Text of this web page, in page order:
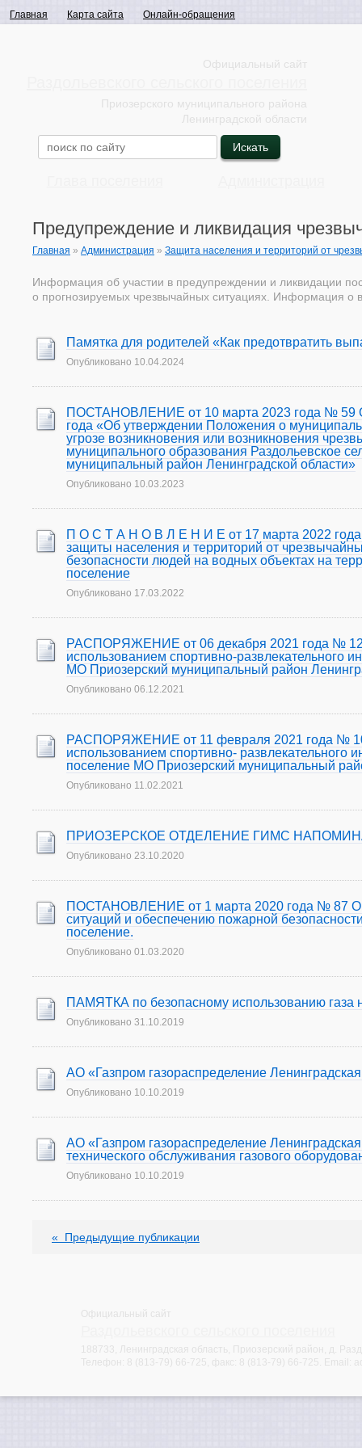
Главная Карта сайта Онлайн-обращения
Официальный сайт
Приозерского муниципального района
Ленинградской области
Предупреждение и ликвидация
Главная » Администрация » Защита населения и территорий от
Информация об участии в предупреждении и ликвидации
о прогнозируемых чрезвычайных ситуациях. Информация о
Памятка для родителей «Как предотвратить
Опубликовано 10.04.2024
ПОСТАНОВЛЕНИЕ от 10 марта 2023 года № 59
года «Об утверждении Положения о
угрозе возникновения или возникновения
муниципального образования Раздольевское
муниципальный район Ленинградской области»
Опубликовано 10.03.2023
П О С Т А Н О В Л Е Н И Е от 17 марта 2022
защиты населения и территорий от
безопасности людей на водных объектах на
поселение
Опубликовано 17.03.2022
РАСПОРЯЖЕНИЕ от 06 декабря 2021 года № 121
использованием спортивно-развлекательного
МО Приозерский муниципальный район
Опубликовано 06.12.2021
РАСПОРЯЖЕНИЕ от 11 февраля 2021 года № 10
использованием спортивно- развлекательного
поселение МО Приозерский муниципальный
Опубликовано 11.02.2021
ПРИОЗЕРСКОЕ ОТДЕЛЕНИЕ ГИМС
Опубликовано 23.10.2020
ПОСТАНОВЛЕНИЕ от 1 марта 2020 года № 87 О
ситуаций и обеспечению пожарной
поселение.
Опубликовано 01.03.2020
ПАМЯТКА по безопасному использованию
Опубликовано 31.10.2019
АО «Газпром газораспределение
Опубликовано 10.10.2019
АО «Газпром газораспределение
технического обслуживания газового
Опубликовано 10.10.2019
« Предыдущие публикации
Официальный сайт
188733, Ленинградская область, Приозерский район, д.
Телефон:
8 (813-79) 66-725 , факс: 8 (813-79) 66-725 . Email: